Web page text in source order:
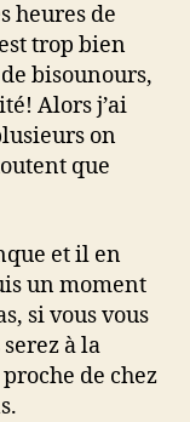
heures de
trop bien
bisounours,
Alors j’ai
on
que
et il en
un moment
si vous vous
à la
de chez